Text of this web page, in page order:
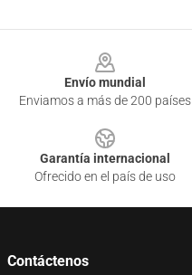
Envío mundial
Enviamos a más de 200 países
Garantía internacional
Ofrecido en el país de uso
Contáctenos